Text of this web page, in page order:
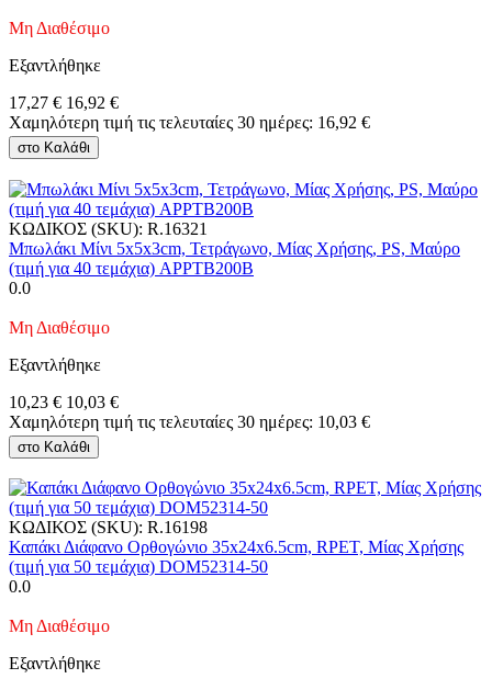
Μη Διαθέσιμο
Εξαντλήθηκε
17,27 € 16,92 €
Χαμηλότερη τιμή τις τελευταίες 30 ημέρες: 16,92 €
στο Καλάθι
ΚΩΔΙΚΟΣ (SKU): R.16321
Μπωλάκι Μίνι 5x5x3cm, Τετράγωνο, Μίας Χρήσης, PS, Μαύρο
(τιμή για 40 τεμάχια) APPTB200B
0.0
Μη Διαθέσιμο
Εξαντλήθηκε
10,23 € 10,03 €
Χαμηλότερη τιμή τις τελευταίες 30 ημέρες: 10,03 €
στο Καλάθι
ΚΩΔΙΚΟΣ (SKU): R.16198
Καπάκι Διάφανο Ορθoγώνιο 35x24x6.5cm, RPET, Μίας Χρήσης
(τιμή για 50 τεμάχια) DOM52314-50
0.0
Μη Διαθέσιμο
Εξαντλήθηκε